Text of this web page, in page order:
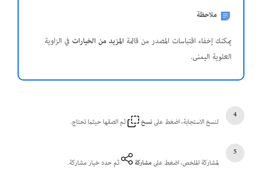
ملاحظة
يمكنك إخفاء اقتباسات المصدر من قائمة المزيد من الخيارات في الزاوية
العلوية اليمنى.
لنسخ الاستجابة، اضغط علىنسخ ثم الصقها حيثما تحتاج.
لمشاركة الملخص، اضغط علىمشاركة ثم حدد خيار مشاركة.